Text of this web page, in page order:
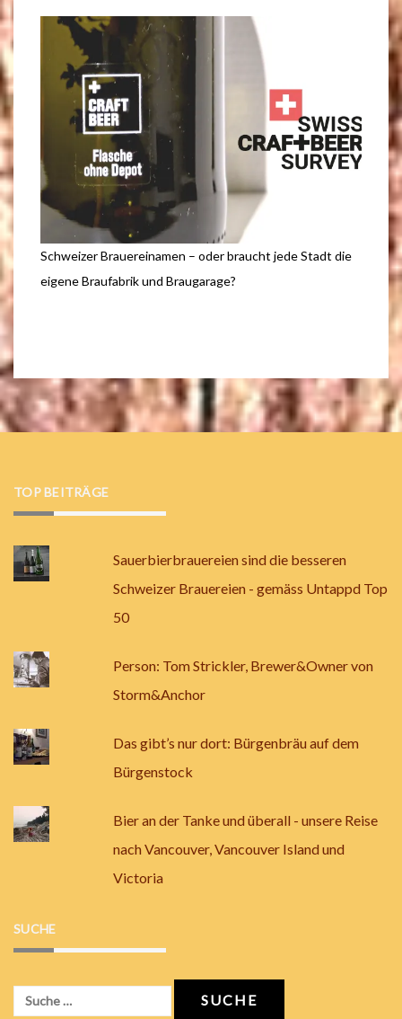
Schweizer Brauereinamen – oder braucht jede Stadt die
eigene Braufabrik und Braugarage?
TOP BEITRÄGE
Sauerbierbrauereien sind die besseren
Schweizer Brauereien - gemäss Untappd Top
50
Person: Tom Strickler, Brewer&Owner von
Storm&Anchor
Das gibt’s nur dort: Bürgenbräu auf dem
Bürgenstock
Bier an der Tanke und überall - unsere Reise
nach Vancouver, Vancouver Island und
Victoria
SUCHE
Suche